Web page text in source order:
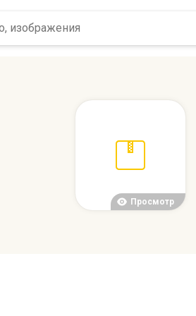
Просмотр